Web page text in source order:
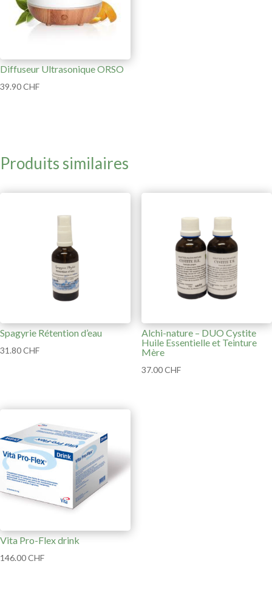
Diffuseur Ultrasonique ORSO
39.90CHF
Produits similaires
Spagyrie Rétention d’eau
31.80CHF
Alchi-nature – DUO Cystite
Huile Essentielle et Teinture
Mère
37.00CHF
Vita Pro-Flex drink
146.00CHF